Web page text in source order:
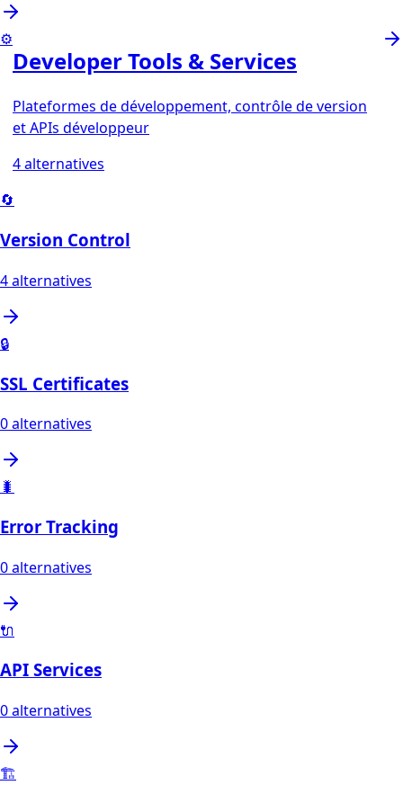
⚙️
Developer Tools & Services
Plateformes de développement, contrôle de version
et APIs développeur
4alternatives
🔄
Version Control
4alternatives
🔒
SSL Certificates
0alternatives
🐛
Error Tracking
0alternatives
🔌
API Services
0alternatives
🏗️